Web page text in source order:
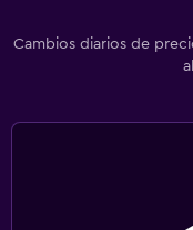
Cambios diarios de